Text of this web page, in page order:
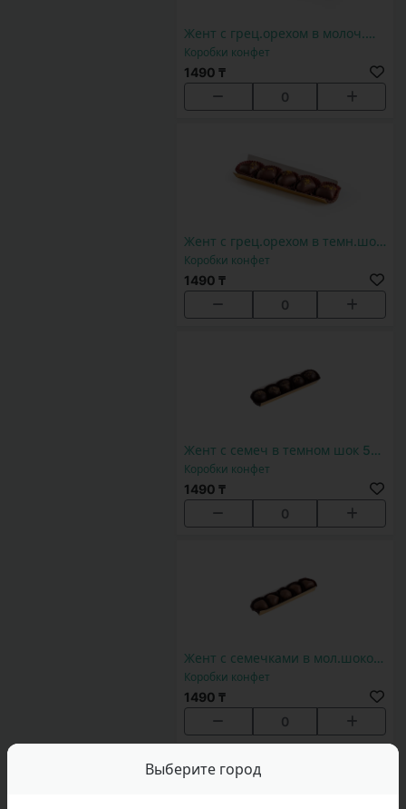
Жент с грец.орехом в молоч.шок 5шт
Коробки конфет
1490 ₸
0
Жент с грец.орехом в темн.шокол 5шт
Коробки конфет
1490 ₸
0
Жент с семеч в темном шок 5шт
Коробки конфет
1490 ₸
0
Жент с семечками в мол.шоколаде 5шт
Коробки конфет
1490 ₸
0
Выберите город